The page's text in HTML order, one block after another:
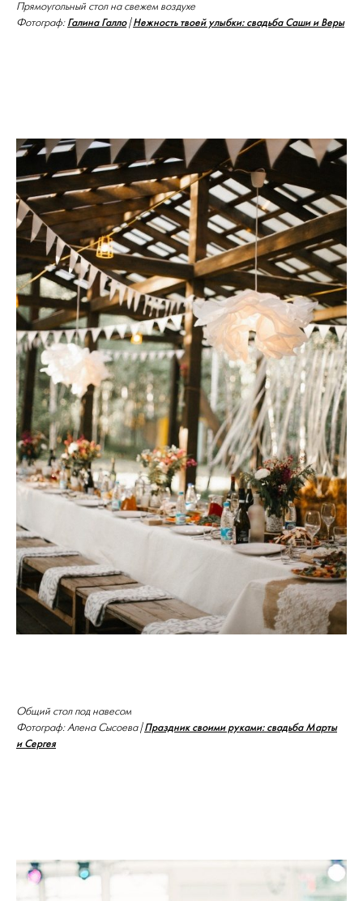
Прямоугольный стол на свежем воздухе
Фотограф: Галина Галло|Нежность твоей улыбки: свадьба Саши и Веры
Общий стол под навесом
Фотограф: Алена Сысоева |Праздник своими руками: свадьба Марты
и Сергея